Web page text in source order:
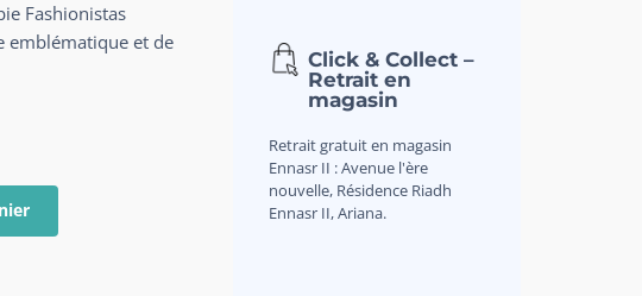
Fashionistas
emblématique et de
Click & Collect –
Retrait en
magasin
Retrait gratuit en magasin
Ennasr II : Avenue l'ère
nouvelle, Résidence Riadh
Ennasr II, Ariana.